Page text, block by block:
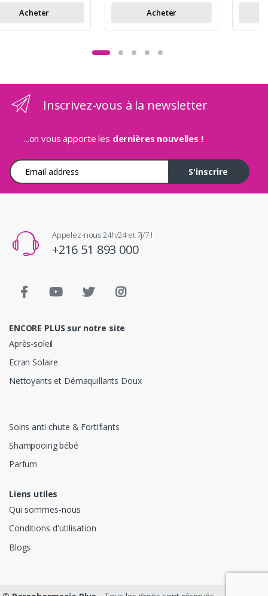
Acheter Acheter
Inscrivez-vous à la newsletter
...on vous apporte les dernières nouvelles !
Adresse e-mail
S'inscrire
Appelez-nous 24h/24 et 7j/7 !
+216 51 893 000
ENCORE PLUS sur notre site
Après-soleil
Ecran Solaire
Nettoyants et Démaquillants Doux
Soins anti-chute & Fortifiants
Shampooing bébé
Parfum
Liens utiles
Qui sommes-nous
Conditions d'utilisation
Blogs